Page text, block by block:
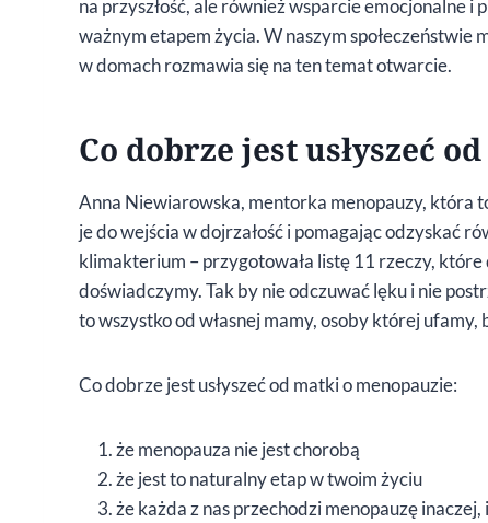
na przyszłość, ale również wsparcie emocjonalne
ważnym etapem życia. W naszym społeczeństwie
w domach rozmawia się na ten temat otwarcie.
Co dobrze jest usłyszeć
Anna Niewiarowska, mentorka menopauzy, która
je do wejścia w dojrzałość i pomagając odzyskać
klimakterium – przygotowała listę 11 rzeczy, które
doświadczymy. Tak by nie odczuwać lęku i nie
to wszystko od własnej mamy, osoby której ufamy,
Co dobrze jest usłyszeć od matki o menopauzie:
że menopauza nie jest chorobą
że jest to naturalny etap w twoim życiu
że każda z nas przechodzi menopauzę